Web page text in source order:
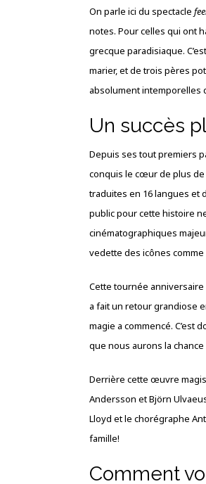
On parle ici du spectacle
notes. Pour celles qui ont
grecque paradisiaque.
marier, et de trois pères
absolument intemporelles
Un succès
Depuis ses tout premiers
conquis le cœur de plus de
traduites en 16 langues et
public pour cette histoire
cinématographiques
vedette des icônes
Cette tournée anniversaire
a fait un retour grandiose
magie a commencé.
que nous aurons la chance
Derrière cette œuvre
Andersson et Björn
Lloyd et le chorégraphe
famille!
Comment